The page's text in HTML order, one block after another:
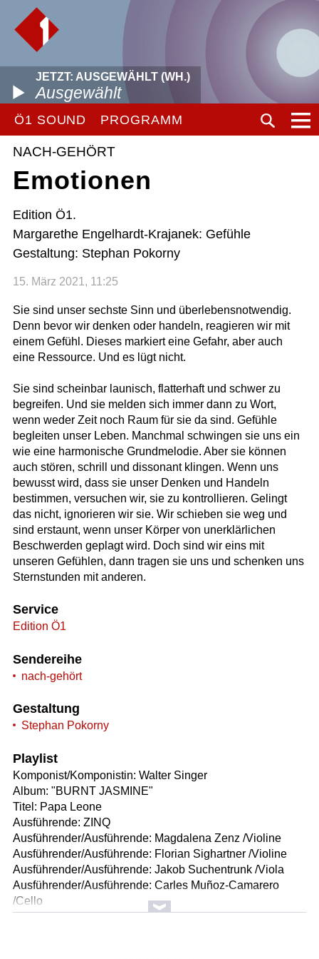
JETZT: AUSGEWÄHLT (WH.)
Ausgewählt
Ö1 SOUND PROGRAMM
NACH-GEHÖRT
Emotionen
Edition Ö1.
Margarethe Engelhardt-Krajanek: Gefühle
Gestaltung: Stephan Pokorny
15. März 2021, 11:25
Sie sind unser sechste Sinn und überlebensnotwendig.
Denn bevor wir denken oder handeln, reagieren wir mit
einem Gefühl. Dieses markiert eine Gefahr, aber auch
eine Ressource. Und es lügt nicht.
Sie sind scheinbar launisch, flatterhaft und schwer zu
begreifen. Und sie melden sich immer dann zu Wort,
wenn weder Zeit noch Raum für sie da sind. Gefühle
begleiten unser Leben. Manchmal schwingen sie uns ein
wie eine harmonische Grundmelodie. Aber sie können
auch stören, schrill und dissonant klingen. Wenn uns
bewusst wird, dass sie unser Denken und Handeln
bestimmen, versuchen wir, sie zu kontrollieren. Gelingt
das nicht, ignorieren wir sie. Wir schieben sie weg und
sind erstaunt, wenn unser Körper von unerklärlichen
Beschwerden geplagt wird. Doch sind wir eins mit
unseren Gefühlen, dann tragen sie uns und schenken uns
Sternstunden mit anderen.
Service
Edition Ö1
Sendereihe
nach-gehört
Gestaltung
Stephan Pokorny
Playlist
Komponist/Komponistin: Walter Singer
Album: "BURNT JASMINE"
Titel: Papa Leone
Ausführende: ZINQ
Ausführender/Ausführende: Magdalena Zenz /Violine
Ausführender/Ausführende: Florian Sighartner /Violine
Ausführender/Ausführende: Jakob Suchentrunk /Viola
Ausführender/Ausführende: Carles Muñoz-Camarero
/Cello
Ausführender/Ausführende: Walter Singer /Kontrabass